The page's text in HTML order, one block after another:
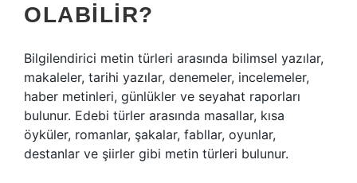
OLABILIR?
Bilgilendirici metin türleri arasında bilimsel yazılar,
makaleler, tarihi yazılar, denemeler, incelemeler,
haber metinleri, günlükler ve seyahat raporları
bulunur. Edebi türler arasında masallar, kısa
öyküler, romanlar, şakalar, fabllar, oyunlar,
destanlar ve şiirler gibi metin türleri bulunur.